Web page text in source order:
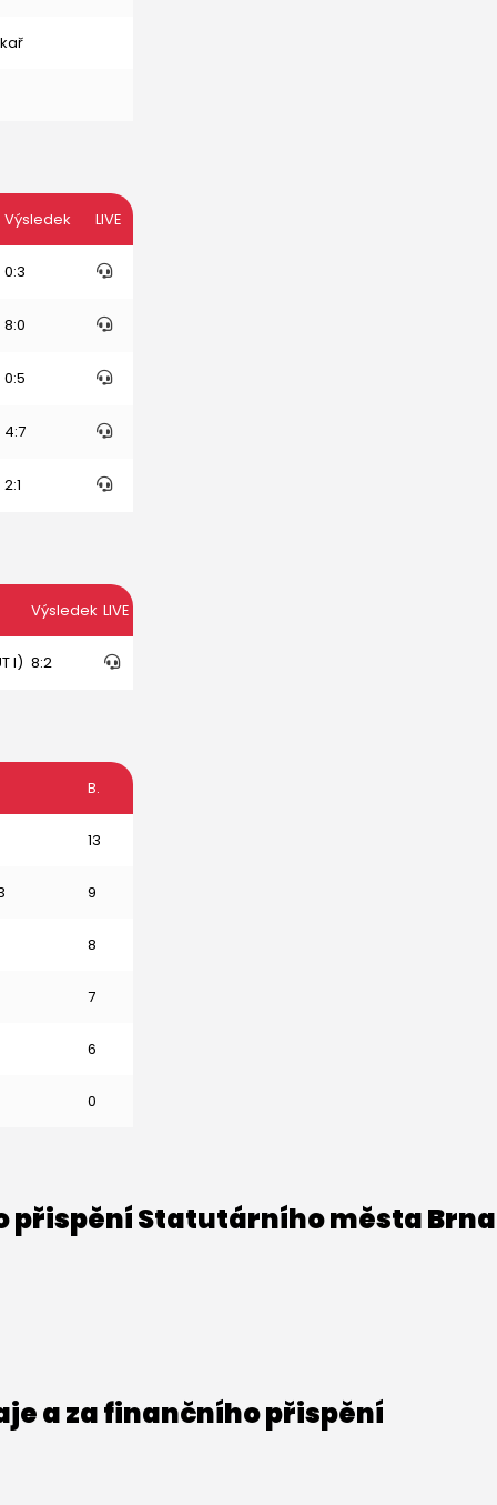
Výsledek LIVE
0:3
8:0
0:5
4:7
2:1
Výsledek LIVE
I) 8:2
B.
13
9
8
7
6
0
přispění Statutárního města Brna
a za finančního přispění